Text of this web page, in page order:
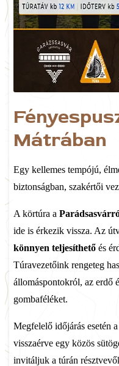
Mátrában
Egy kellemes tempójú,
biztonságban, szakértői
A körtúra a
ide is érkezik vissza. Az
könnyen teljesíthető és
Túravezetőink rengeteg
állomáspontokról, az erdő
gombaféléket.
Megfelelő időjárás esetén a
visszaérve egy közös
invitáljuk a túrán